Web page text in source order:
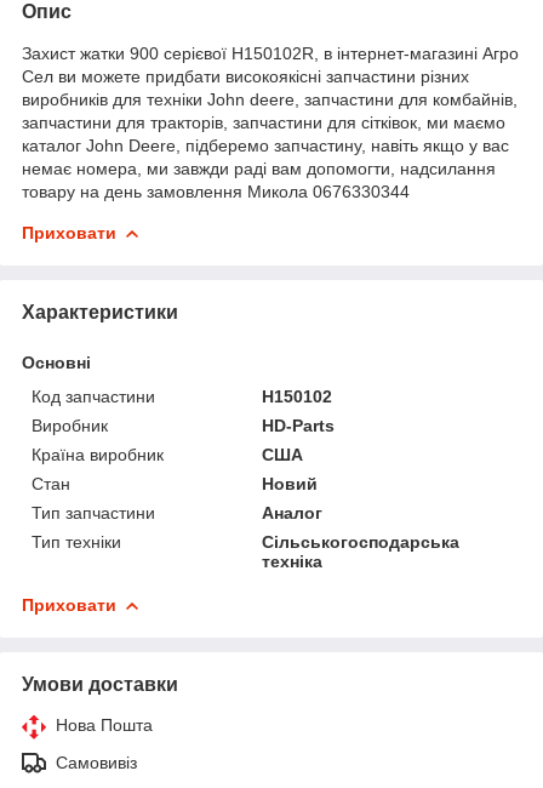
Опис
Захист жатки 900 серієвої H150102R, в інтернет-магазині Агро
Сел ви можете придбати високоякісні запчастини різних
виробників для техніки John deere, запчастини для комбайнів,
запчастини для тракторів, запчастини для сітківок, ми маємо
каталог John Deere, підберемо запчастину, навіть якщо у вас
немає номера, ми завжди раді вам допомогти, надсилання
товару на день замовлення Микола 0676330344
Приховати
Характеристики
Основні
Код запчастини
H150102
Виробник
HD-Parts
Країна виробник
США
Стан
Новий
Тип запчастини
Аналог
Тип техніки
Сільськогосподарська
техніка
Приховати
Умови доставки
Нова Пошта
Самовивіз